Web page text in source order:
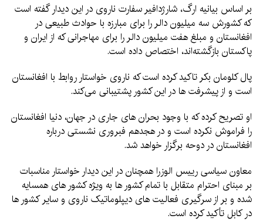
بر اساس بیانیه ارگ، شارژدافیر سفارت ناروی در این دیدار گفته است
که کشورش سه میلیون دالر را برای مبارزه با حوادث طبیعی در
افغانستان و مبلغ هفت میلیون دالر را برای مهاجرانی که از ایران و
پاکستان بازگشته‌اند، اختصاص داده است.
پال کلومان بکر تاکید کرده است که ناروی خواستار روابط با افغانستان
است و از پیشرفت ها در این کشور پشتیبانی می‌کند.
او تصریح کرده که با وجود بحران های جاری در جهان، دنیا افغانستان
را فراموش نکرده است و در هجدهم فبروری نشستی درباره
افغانستان در دوحه برگزار خواهد شد.
معاون سیاسی رییس الوزرا همچنان در این دیدار خواستار مناسبات
بر مبنای احترام متقابل با تمام کشور ها به ویژه کشور های همسایه
شده و بر از سرگیری فعالیت های دیپلوماتیک ناروی و سایر کشور ها
در کابل تأکید کرده است.